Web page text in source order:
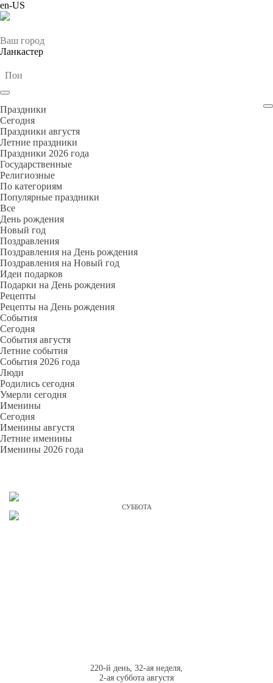
en-US
Ваш город
Ланкастер
Праздники
Cегодня
Праздники августя
Летние праздники
Праздники 2026 года
Государственные
Религиозные
По категориям
Популярные праздники
Все
День рождения
Новый год
Поздравления
Поздравления на День рождения
Поздравления на Новый год
Идеи подарков
Подарки на День рождения
Рецепты
Рецепты на День рождения
События
Cегодня
События августя
Летние события
События 2026 года
Люди
Родились сегодня
Умерли сегодня
Именины
Cегодня
Именины августя
Летние именины
Именины 2026 года
СУББОТА
220-й день, 32-ая неделя,
2-ая суббота августя